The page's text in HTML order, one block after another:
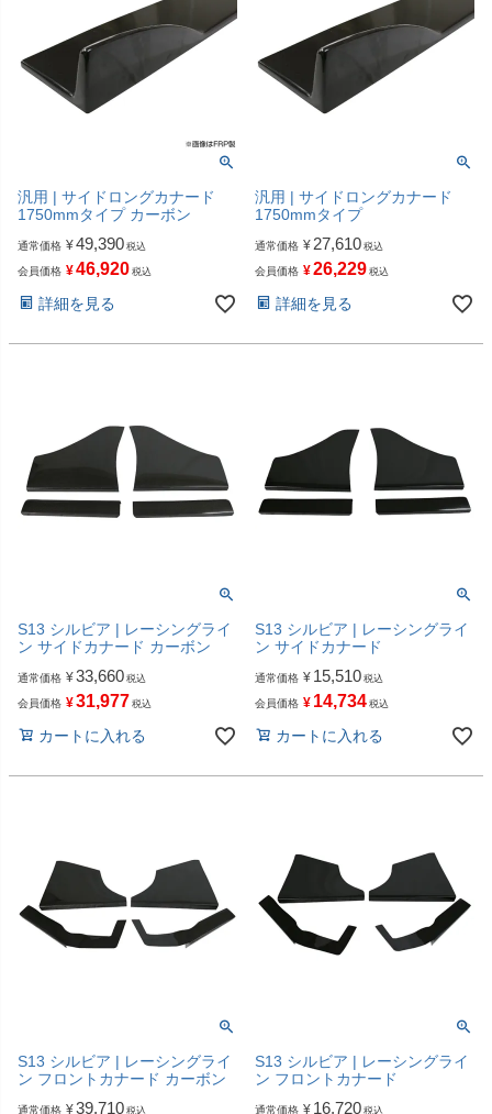
汎用 | サイドロングカナード
1750mmタイプ カーボン
通常価格 ¥49,390 税込
会員価格 ¥46,920 税込
詳細を見る
汎用 | サイドロングカナード
1750mmタイプ
通常価格 ¥ 27,610 税込
会員価格 ¥26,229 税込
詳細を見る
S13 シルビア | レーシングライ
ン サイドカナード カーボン
通常価格 ¥33,660 税込
会員価格 ¥31,977 税込
カートに入れる
S13 シルビア | レーシングライ
ン サイドカナード
通常価格 ¥ 15,510 税込
会員価格 ¥ 14,734 税込
カートに入れる
S13 シルビア | レーシングライ
ン フロントカナード カーボン
通常価格 ¥39,710 税込
S13 シルビア | レーシングライ
ン フロントカナード
通常価格 ¥ 16,720 税込